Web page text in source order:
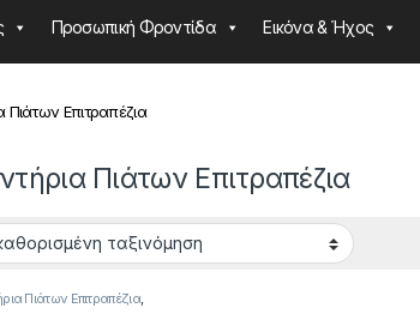
Προσωπική Φροντίδα Εικόνα & Ήχος
Πιάτων Επιτραπέζια
Πιάτων Επιτραπέζια
Πιάτων Επιτραπέζια,
Πιάτων